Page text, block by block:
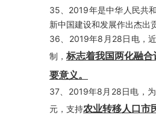
35、2019年是中华人民共
新中国建设和发展作出杰出
36、2019年8月28日电，
制， 标志着我国两化融
要意义。
37、2019年8月28日电，
元，支持农业转移人口市